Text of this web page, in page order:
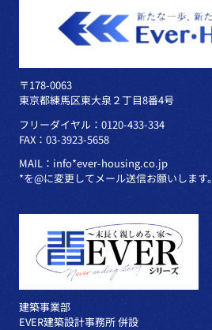
〒178-0063
東京都練馬区東大泉２丁目8番4号
フリーダイヤル：0120-433-334
FAX：03-3923-5658
MAIL：info*ever-housing.co.jp
*を@に変更してメール送信お願いします。
建築事業部
EVER建築設計事務所 併設